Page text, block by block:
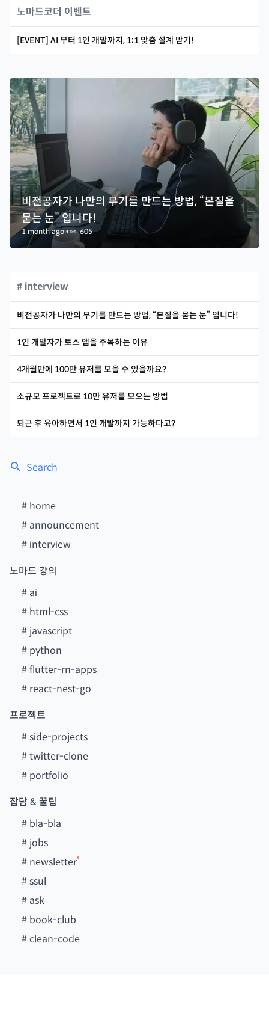
Search
# home
# announcement
# interview
노마드 강의
# ai
# html-css
# javascript
# python
#flutter-rn-apps
# react-nest-go
프로젝트
#side-projects
#twitter-clone
# portfolio
잡담 & 꿀팁
# bla-bla
# jobs
# newsletter
#ssul
# ask
# book-club
#clean-code
노마드코더 이벤트
[EVENT] AI 부터 1인 개발까지, 1:1 맞춤 설계 받기!
비전공자가 나만의 무기를 만드는 방법, “본질을
묻는 눈” 입니다!
1 month ago•👀605
# interview
비전공자가 나만의 무기를 만드는 방법, “본질을 묻는 눈” 입니다!
1인 개발자가 토스 앱을 주목하는 이유
4개월만에 100만 유저를 모을 수 있을까요?
소규모 프로젝트로 10만 유저를 모으는 방법
퇴근 후 육아하면서 1인 개발까지 가능하다고?